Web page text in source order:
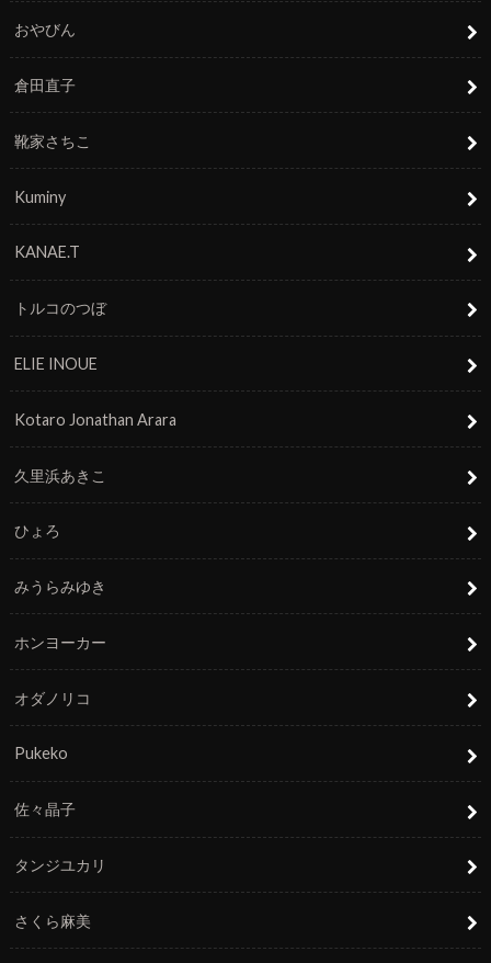
おやびん
倉田直子
靴家さちこ
Kuminy
KANAE.T
トルコのつぼ
ELIE INOUE
Kotaro Jonathan Arara
久里浜あきこ
ひょろ
みうらみゆき
ホンヨーカー
オダノリコ
Pukeko
佐々晶子
タンジユカリ
さくら麻美